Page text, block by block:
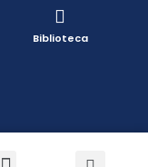
Biblioteca